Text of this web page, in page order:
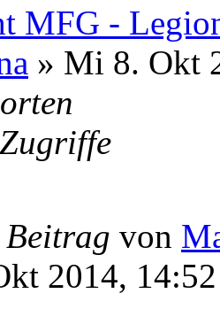
MFG -
» Mi 8. Okt
Zugriffe
von
2014, 14:52